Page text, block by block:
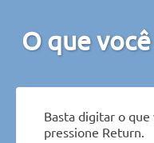
O que
Basta digitar o
pressione Return.